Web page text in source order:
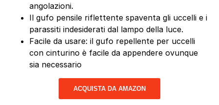
angolazioni.
Il gufo pensile riflettente spaventa gli uccelli e i
parassiti indesiderati dal lampo della luce.
Facile da usare: il gufo repellente per uccelli
con cinturino è facile da appendere ovunque
sia necessario
ACQUISTA DA AMAZON